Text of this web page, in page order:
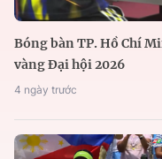
Bóng bàn TP. Hồ Chí
vàng Đại hội 2026
4 ngày trước